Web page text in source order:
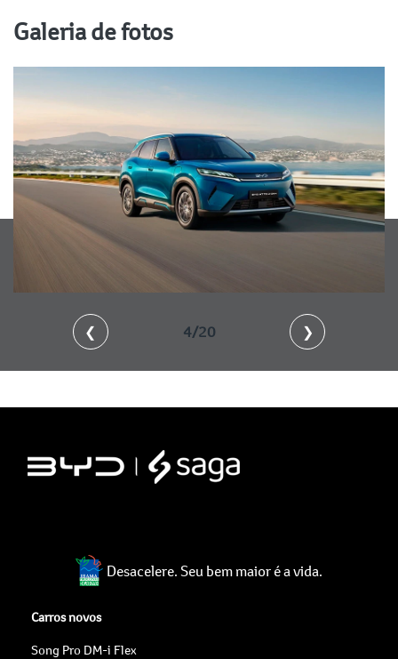
Galeria de fotos
❮ 4/20 ❯
Desacelere. Seu bem maior é a vida.
Carros novos
Song Pro DM-i Flex